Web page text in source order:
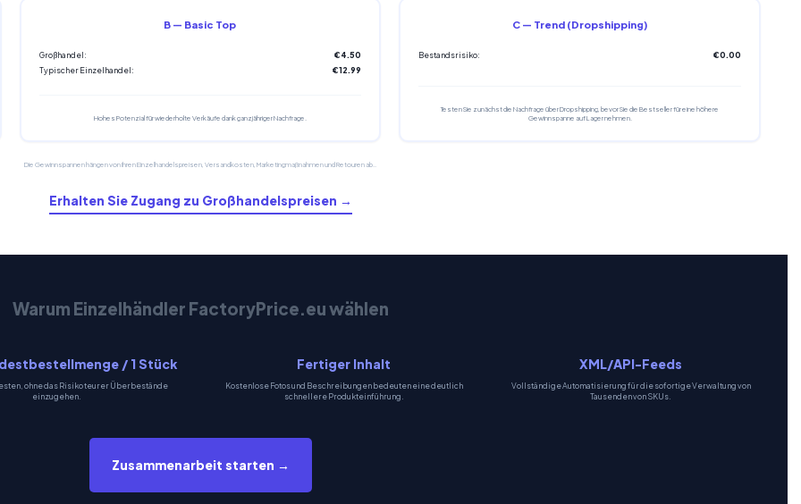
B — Basic Top
Großhandel:
€4.50
Typischer Einzelhandel:
€12.99
Hohes Potenzial für wiederholte Verkäufe dank ganzjähriger Nachfrage.
C — Trend (Dropshipping)
Bestandsrisiko: €0.00
Testen Sie zunächst die Nachfrage über Dropshipping, bevor Sie die Bestseller für eine höhere
Gewinnspanne auf Lager nehmen.
Die Gewinnspannen hängen von Ihren Einzelhandelspreisen, Versandkosten, Marketingmaßnahmen und Retouren ab..
Erhalten Sie Zugang zu Großhandelspreisen →
Warum Einzelhändler FactoryPrice.eu wählen
/ 1 Stück
ohne das Risiko teurer Überbestände
einzugehen.
Fertiger Inhalt
Kostenlose Fotos und Beschreibungen bedeuten eine deutlich
schnellere Produkteinführung.
XML/API-Feeds
Vollständige Automatisierung für die sofortige Verwaltung von
Tausenden von SKUs.
Zusammenarbeit starten →